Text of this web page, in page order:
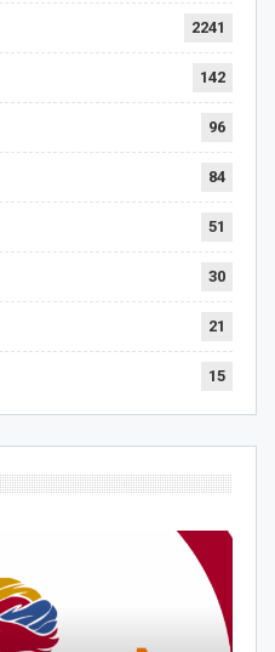
2241
142
96
84
51
30
21
15